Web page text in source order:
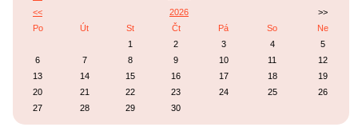
<<
2026
>>
Po
Út St Čt Pá So
Ne
1
2 3 4
5
6
7 8 9 10 11
12
13
14 15 16 17 18
19
20
21 22 23 24 25
26
27
28 29 30